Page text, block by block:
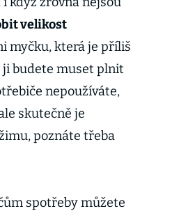
velikost
myčku, která je příliš
ji budete muset plnit
nepoužíváte,
skutečně je
poznáte třeba
spotřeby můžete